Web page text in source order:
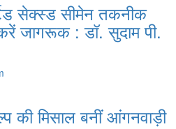
सेक्स्ड सीमेन तकनीक
जागरूक : डॉ. सुदाम पी.
की मिसाल बनीं आंगनवाड़ी